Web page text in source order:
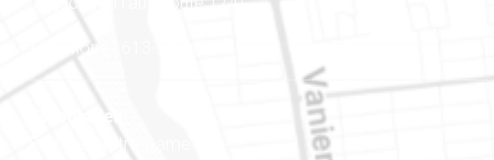
Téléphone : 613-745-8387
Est ontarien
888, rue Notre-Dame